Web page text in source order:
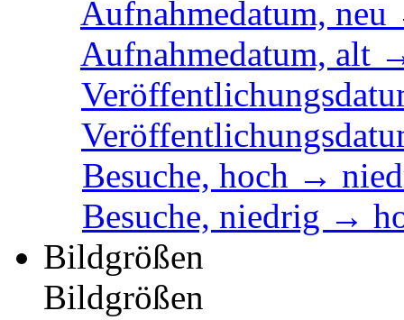
Aufnahmedatum,
Aufnahmedatum, alt
Besuche, hoch →
Besuche, niedrig →
Bildgrößen
Bildgrößen